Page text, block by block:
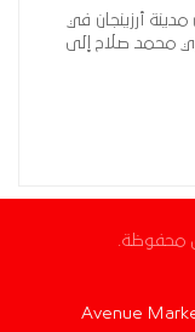
أرزينجان في
محمد صلاح إلى
Avenue